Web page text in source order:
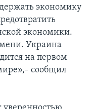
экономику
экономики.
Украина
на первом
сообщил